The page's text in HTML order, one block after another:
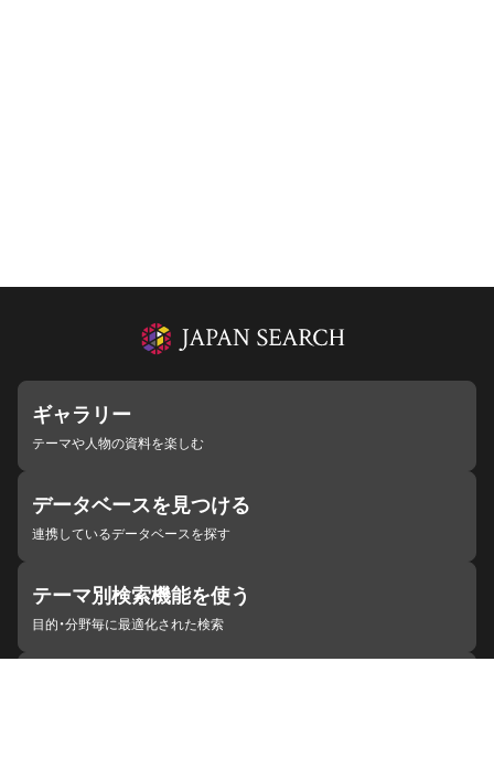
ギャラリー
テーマや人物の資料を楽しむ
データベースを見つける
連携しているデータベースを探す
テーマ別検索機能を使う
目的・分野毎に最適化された検索